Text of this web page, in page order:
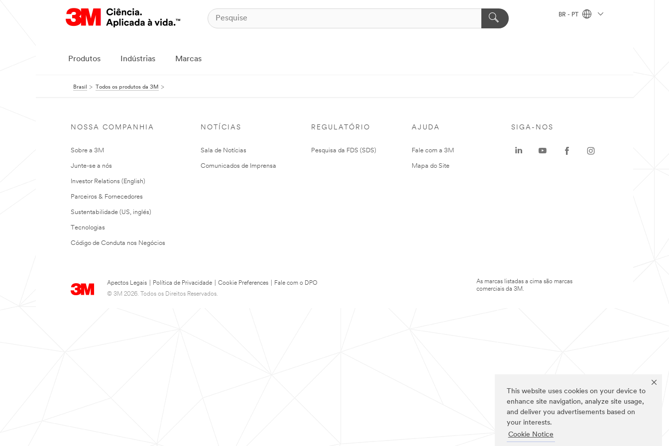
This website uses cookies on your device to
enhance site navigation, analyze site usage,
and deliver you advertisements based on
your interests.
Cookie Notice
BR - PT
Produtos Indústrias Marcas
Brasil Todos os produtos da 3M
NOSSA COMPANHIA
Sobre a 3M
Junte-se a nós
Investor Relations (English)
Parceiros & Fornecedores
Sustentabilidade (US, inglés)
Tecnologias
Código de Conduta nos Negócios
NOTÍCIAS
Sala de Notícias
Comunicados de Imprensa
REGULATÓRIO
Pesquisa da FDS (SDS)
AJUDA
Fale com a 3M
Mapa do Site
Apectos Legais Política de Privacidade Cookie Preferences
Fale com o DPO
© 3M 2026. Todos os Direitos Reservados.
SIGA-NOS
As marcas listadas a cima são marcas
comerciais da 3M.